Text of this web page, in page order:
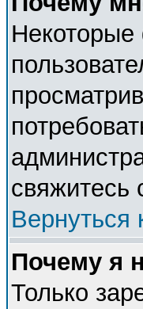
свяжитесь
Вернуться
Почему я
Только